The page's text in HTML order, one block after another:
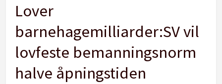
Lover
barnehagemilliarder:SV vil
lovfeste bemanningsnorm
halve åpningstiden